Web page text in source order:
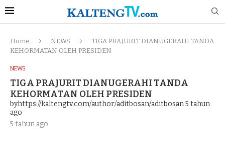
Home NEWS
TIGA PRAJURIT DIANUGERAHI TANDA
KEHORMATAN OLEH PRESIDEN
NEWS
TIGA PRAJURIT DIANUGERAHI TANDA
KEHORMATAN OLEH PRESIDEN
byhttps://kaltengtv.com/author/aditbosan/aditbosan5 tahun
ago
5 tahun ago